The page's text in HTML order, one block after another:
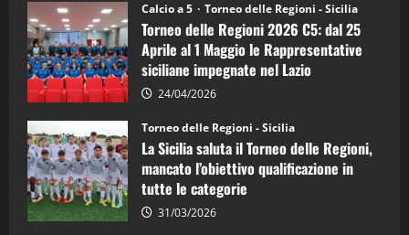
Calcio a 5 Torneo delle Regioni - Sicilia
Torneo delle Regioni 2026 C5: dal 25
Aprile al 1 Maggio le Rappresentative
siciliane impegnate nel Lazio
24/04/2026
Torneo delle Regioni - Sicilia
La Sicilia saluta il Torneo delle Regioni,
mancato l’obiettivo qualificazione in
tutte le categorie
31/03/2026